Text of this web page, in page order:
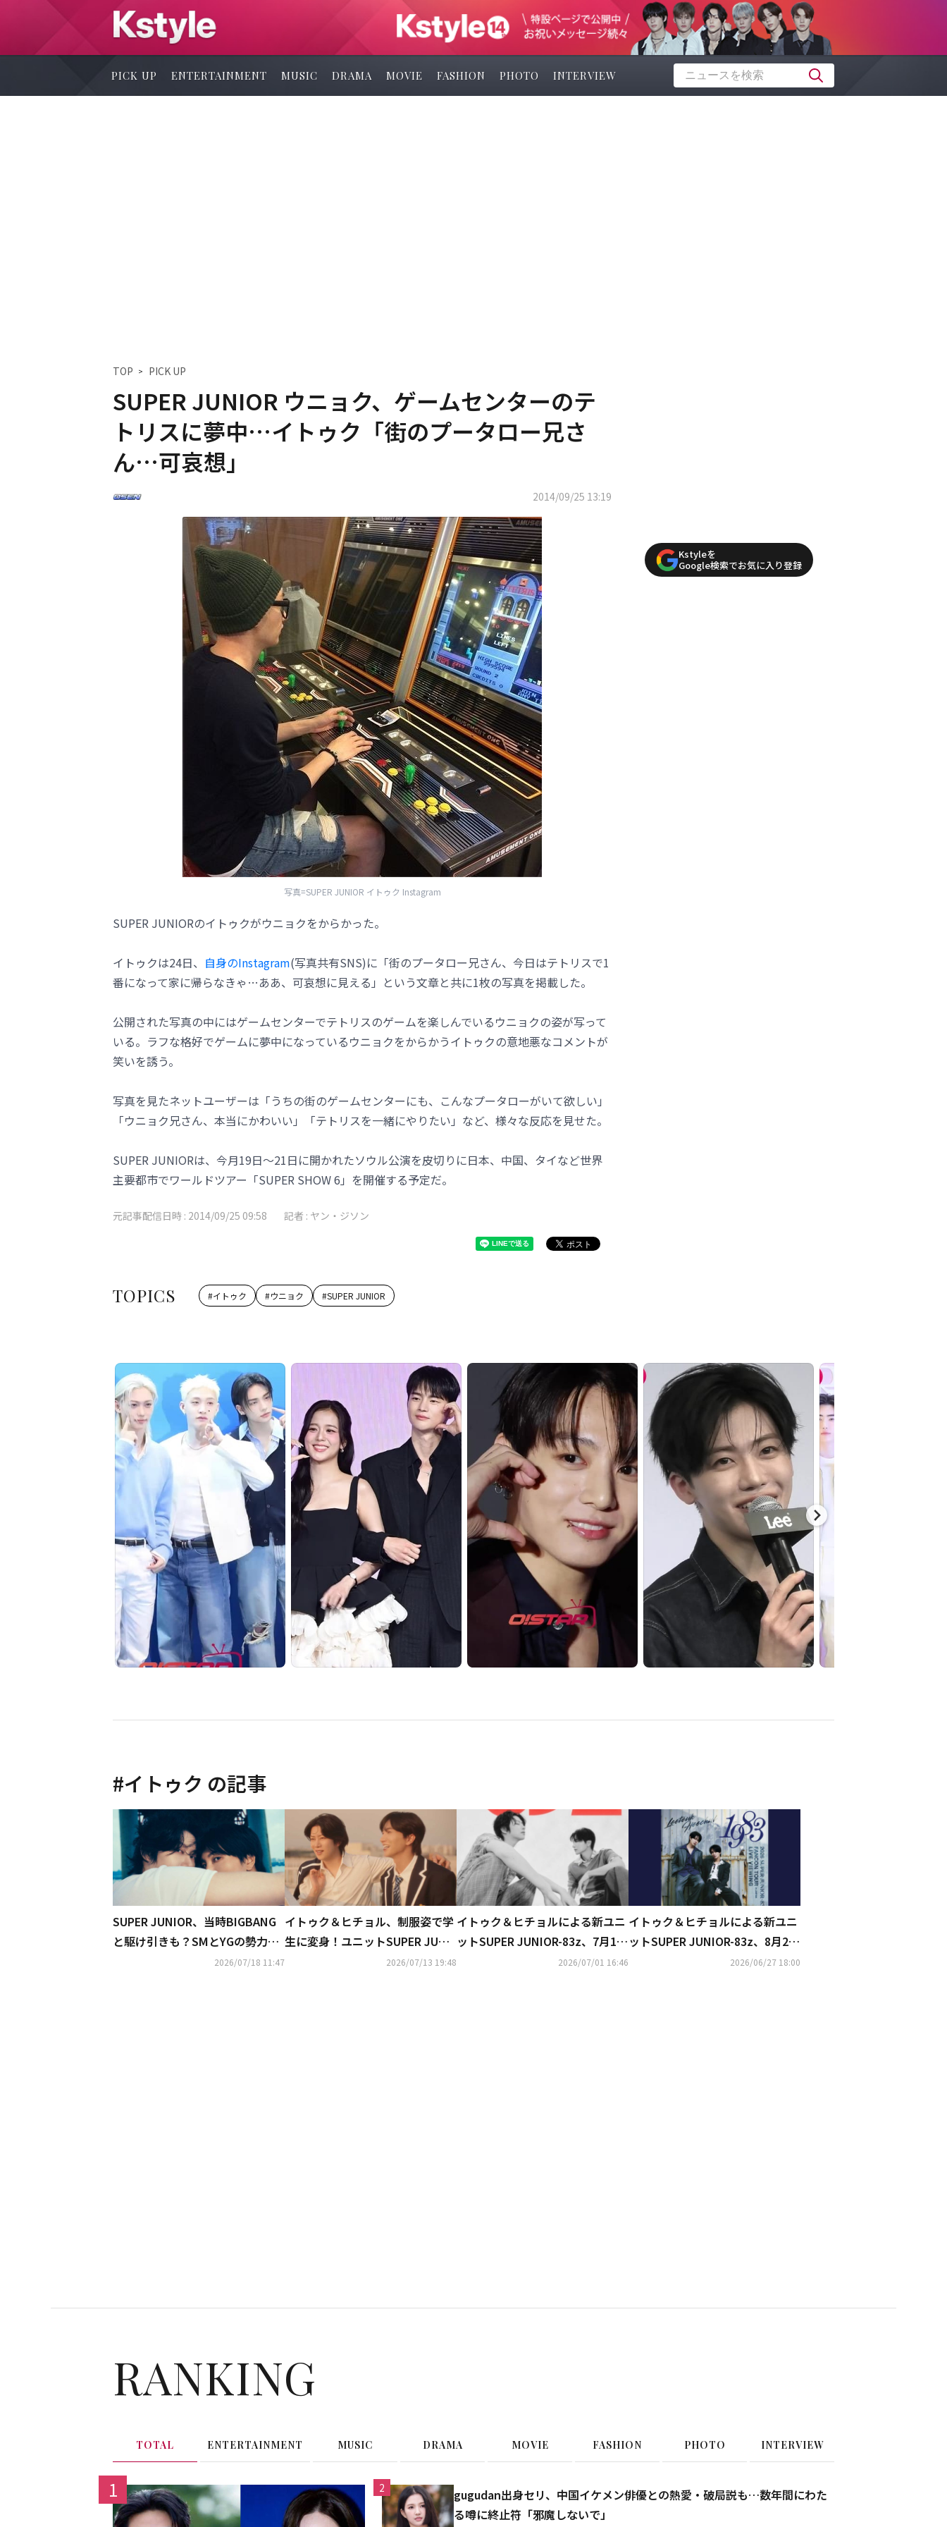
PICK UP ENTERTAINMENT MUSIC DRAMA MOVIE FASHION PHOTO INTERVIEW
TOP PICK UP
SUPER JUNIOR ウニョク、ゲームセンターのテ
トリスに夢中…イトゥク「街のプータロー兄さ
ん…可哀想」
2014/09/25 13:19
写真=SUPER JUNIOR イトゥク Instagram
SUPER JUNIORのイトゥクがウニョクをからかった。
イトゥクは24日、 自身のInstagram(写真共有SNS)に「街のプータロー兄さん、今日はテトリスで1
番になって家に帰らなきゃ…ああ、可哀想に見える」という文章と共に1枚の写真を掲載した。
公開された写真の中にはゲームセンターでテトリスのゲームを楽しんでいるウニョクの姿が写って
いる。ラフな格好でゲームに夢中になっているウニョクをからかうイトゥクの意地悪なコメントが
笑いを誘う。
写真を見たネットユーザーは「うちの街のゲームセンターにも、こんなプータローがいて欲しい」
「ウニョク兄さん、本当にかわいい」「テトリスを一緒にやりたい」など、様々な反応を見せた。
SUPER JUNIORは、今月19日～21日に開かれたソウル公演を皮切りに日本、中国、タイなど世界
主要都市でワールドツアー「SUPER SHOW 6」を開催する予定だ。
元記事配信日時 : 2014/09/25 09:58 記者 : ヤン・ジソン
TOPICS #イトゥク #ウニョク #SUPER JUNIOR
Kstyleを
Google検索でお気に入り登録
#イトゥク の記事
SUPER JUNIOR、当時BIGBANG
と駆け引きも？SMとYGの勢力争
いを語る「すべて敵だった」（動
2026/07/18 11:47
イトゥク＆ヒチョル、制服姿で学
生に変身！ユニットSUPER JUNI
OR-83zとして本日デビュー…タ
2026/07/13 19:48
イトゥク＆ヒチョルによる新ユニ
ットSUPER JUNIOR-83z、7月13
2026/07/01 16:46
イトゥク＆ヒチョルによる新ユニ
ットSUPER JUNIOR-83z、8月2日
の東京公演のライブ・ビューイン
2026/06/27 18:00
RANKING
TOTAL ENTERTAINMENT MUSIC DRAMA MOVIE FASHION PHOTO INTERVIEW
1 2
gugudan出身セリ、中国イケメン俳優との熱愛・破局説も…数年間にわた
る噂に終止符「邪魔しないで」